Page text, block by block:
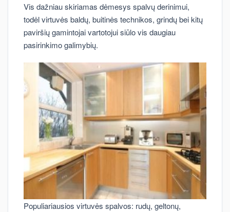
Vis dažniau skiriamas dėmesys spalvų derinimui,
todėl virtuvės baldų, buitinės technikos, grindų bei kitų
paviršių gamintojai vartotojui siūlo vis daugiau
pasirinkimo galimybių.
Populiariausios virtuvės spalvos: rudų, geltonų,